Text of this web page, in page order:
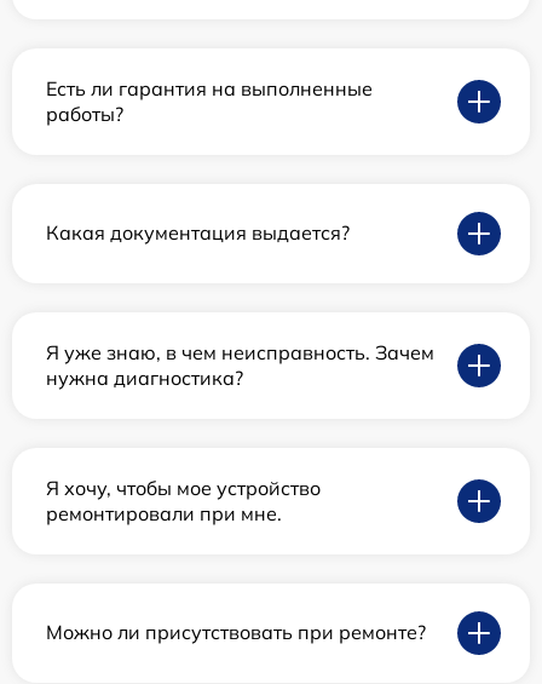
Есть ли гарантия на выполненные
работы?
Какая документация выдается?
Я уже знаю, в чем неисправность. Зачем
нужна диагностика?
Я хочу, чтобы мое устройство
ремонтировали при мне.
Можно ли присутствовать при ремонте?